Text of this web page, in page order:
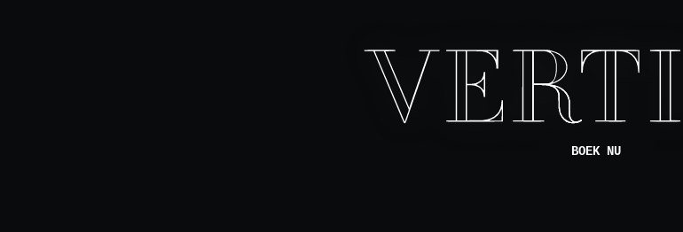
BOEK NU